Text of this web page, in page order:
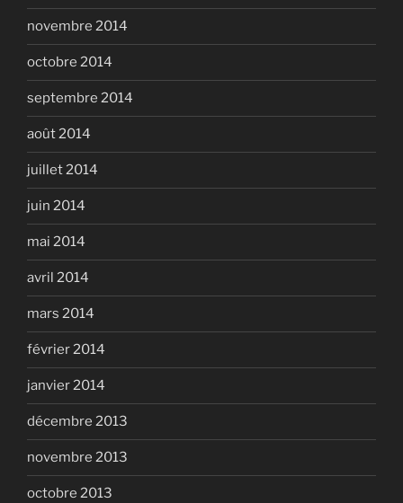
novembre 2014
octobre 2014
septembre 2014
août 2014
juillet 2014
juin 2014
mai 2014
avril 2014
mars 2014
février 2014
janvier 2014
décembre 2013
novembre 2013
octobre 2013